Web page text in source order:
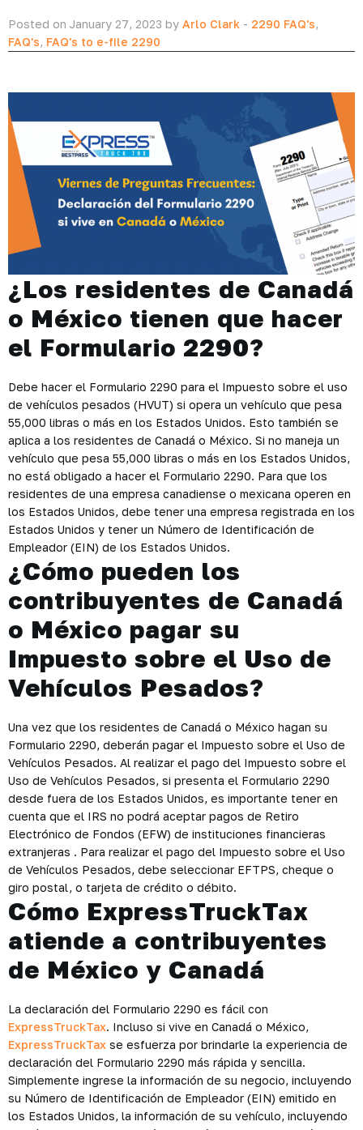
Posted on January 27, 2023 by Arlo Clark - 2290 FAQ's,
FAQ's, FAQ's to e-file 2290
¿Los residentes de Canadá
o México tienen que hacer
el Formulario 2290?
Debe hacer el Formulario 2290 para el Impuesto sobre el uso
de vehículos pesados (HVUT) si opera un vehículo que pesa
55,000 libras o más en los Estados Unidos. Esto también se
aplica a los residentes de Canadá o México. Si no maneja un
vehículo que pesa 55,000 libras o más en los Estados Unidos,
no está obligado a hacer el Formulario 2290. Para que los
residentes de una empresa canadiense o mexicana operen en
los Estados Unidos, debe tener una empresa registrada en los
Estados Unidos y tener un Número de Identificación de
Empleador (EIN) de los Estados Unidos.
¿Cómo pueden los
contribuyentes de Canadá
o México pagar su
Impuesto sobre el Uso de
Vehículos Pesados?
Una vez que los residentes de Canadá o México hagan su
Formulario 2290, deberán pagar el Impuesto sobre el Uso de
Vehículos Pesados. Al realizar el pago del Impuesto sobre el
Uso de Vehículos Pesados, si presenta el Formulario 2290
desde fuera de los Estados Unidos, es importante tener en
cuenta que el IRS no podrá aceptar pagos de Retiro
Electrónico de Fondos (EFW) de instituciones financieras
extranjeras . Para realizar el pago del Impuesto sobre el Uso
de Vehículos Pesados, debe seleccionar EFTPS, cheque o
giro postal, o tarjeta de crédito o débito.
Cómo ExpressTruckTax
atiende a contribuyentes
de México y Canadá
La declaración del Formulario 2290 es fácil con
ExpressTruckTax. Incluso si vive en Canadá o México,
ExpressTruckTax se esfuerza por brindarle la experiencia de
declaración del Formulario 2290 más rápida y sencilla.
Simplemente ingrese la información de su negocio, incluyendo
su Número de Identificación de Empleador (EIN) emitido en
los Estados Unidos, la información de su vehículo, incluyendo